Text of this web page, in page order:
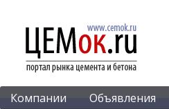
Компании Объявления